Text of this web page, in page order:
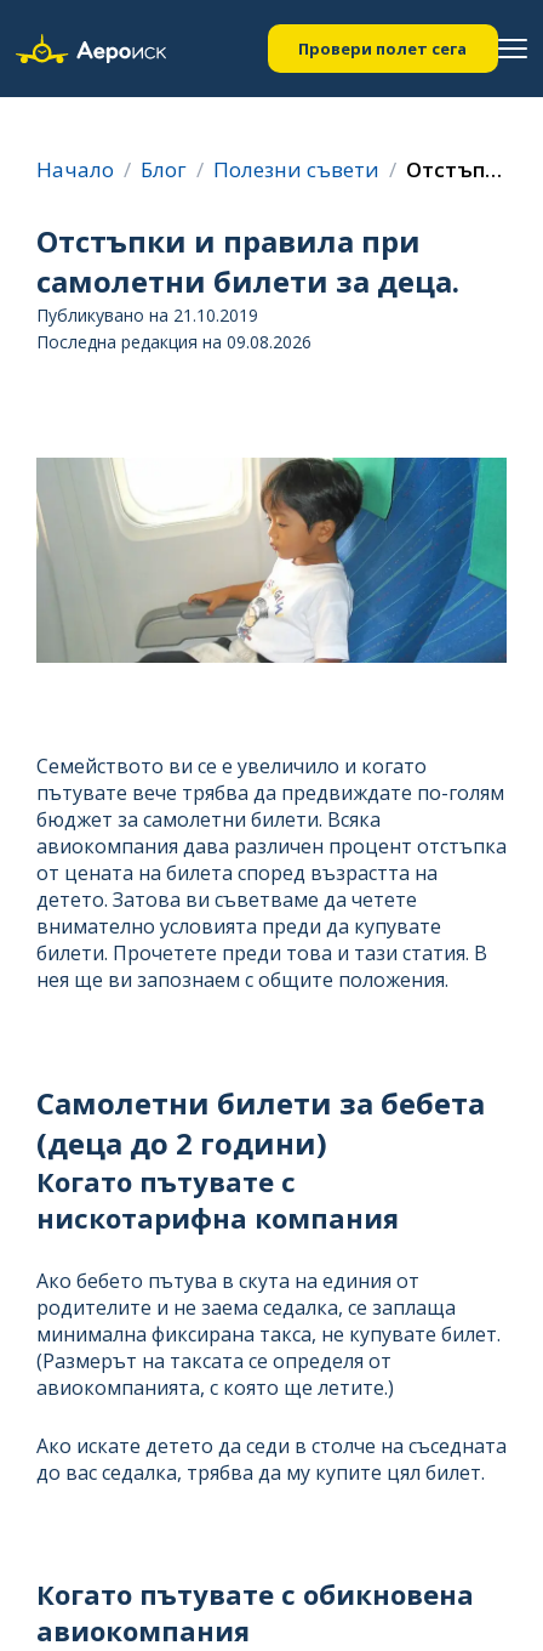
Провери полет сега
Начало Блог Полезни съвети Отстъпки и правила при самолетни билети за деца.
Отстъпки и правила при
самолетни билети за деца.
Публикувано на 21.10.2019
Последна редакция на 09.08.2026
Семейството ви се е увеличило и когато
пътувате вече трябва да предвиждате по-голям
бюджет за самолетни билети. Всяка
авиокомпания дава различен процент отстъпка
от цената на билета според възрастта на
детето. Затова ви съветваме да четете
внимателно условията преди да купувате
билети. Прочетете преди това и тази статия. В
нея ще ви запознаем с общите положения.
Самолетни билети за бебета
(деца до 2 години)
Когато пътувате с
нискотарифна компания
Ако бебето пътува в скута на единия от
родителите и не заема седалка, се заплаща
минимална фиксирана такса, не купувате билет.
(Размерът на таксата се определя от
авиокомпанията, с която ще летите.)
Ако искате детето да седи в столче на съседната
до вас седалка, трябва да му купите цял билет.
Когато пътувате с обикновена
авиокомпания